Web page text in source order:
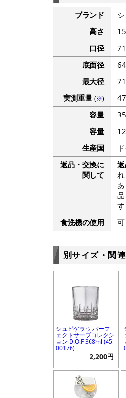
ブランド
高さ
口径
底面径
最大径
実測重量 (※)
容量
容量
生産国
返品・交換に
関して
す
食洗機の使用
可
別サイズ・関
シュピゲラウ パーフ
ェクトサーブコレクシ
ョン D.O.F 368ml (45
00176)
2,200円